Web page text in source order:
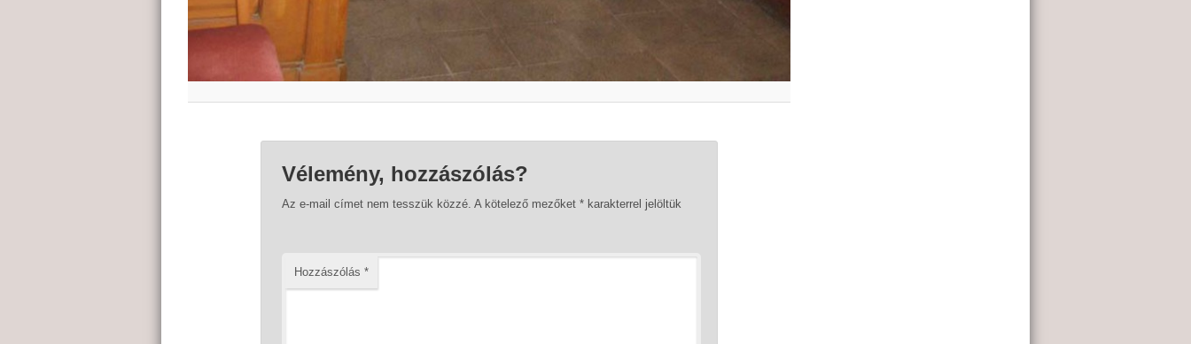
Vélemény, hozzászólás?
Az e-mail címet nem tesszük közzé. A kötelező mezőket *karakterrel jelöltük
Hozzászólás *